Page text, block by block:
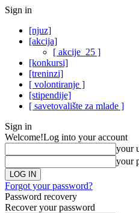
Sign in
[njuz]
[akcija]
[ akcije_25 ]
[konkursi]
[treninzi]
[ volontiranje ]
[stipendije]
[ savetovalište za mlade ]
Sign in
Welcome!Log into your account
your
your
Forgot your password?
Password recovery
Recover your password